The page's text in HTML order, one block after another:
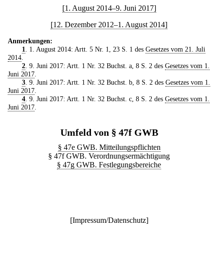
[1. August 2014–9. Juni 2017]
[12. Dezember 2012–1. August 2014]
Anmerkungen:
1
. 1. August 2014: Artt. 5 Nr. 1, 23 S. 1 des Gesetzes vom 21. Juli
2014
2. 9. Juni 2017: Artt. 1 Nr. 32 Buchst. a, 8 S. 2 des Gesetzes vom 1.
Juni 2017
3. 9. Juni 2017: Artt. 1 Nr. 32 Buchst. b, 8 S. 2 des Gesetzes vom 1.
Juni 2017
4. 9. Juni 2017: Artt. 1 Nr. 32 Buchst. c, 8 S. 2 des Gesetzes vom 1.
Juni 2017
Umfeld von § 47f GWB
§ 47e GWB. Mitteilungspflichten
§ 47f GWB. Verordnungsermächtigung
§ 47g GWB. Festlegungsbereiche
[Impressum/Datenschutz]